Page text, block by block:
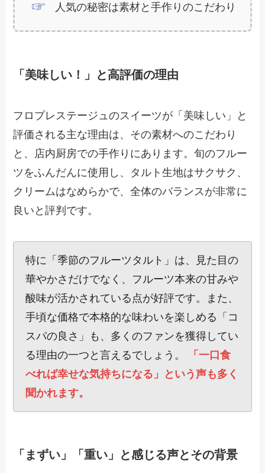
人気の秘密は素材と手作りのこだわり
「美味しい！」と高評価の理由
フロプレステージュのスイーツが「美味しい」と
評価される主な理由は、その素材へのこだわり
と、店内厨房での手作りにあります。旬のフルー
ツをふんだんに使用し、タルト生地はサクサク、
クリームはなめらかで、全体のバランスが非常に
良いと評判です。
特に「季節のフルーツタルト」は、見た目の
華やかさだけでなく、フルーツ本来の甘みや
酸味が活かされている点が好評です。また、
手頃な価格で本格的な味わいを楽しめる「コ
スパの良さ」も、多くのファンを獲得してい
る理由の一つと言えるでしょう。
「一口食
べれば幸せな気持ちになる」という声も多く
聞かれます。
「まずい」「重い」と感じる声とその背景